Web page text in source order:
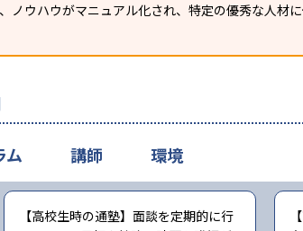
ノウハウがマニュアル化され、特定の優秀な人材
【高校生時の通塾】面談を定期的に行
ム 講師 環境